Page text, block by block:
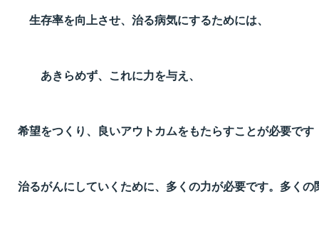
生存率を向上させ、治る病気にするためには、
あきらめず、これに力を与え、
希望をつくり、良いアウトカムをもたらすことが必要です
治るがんにしていくために、多くの力が必要です。多く